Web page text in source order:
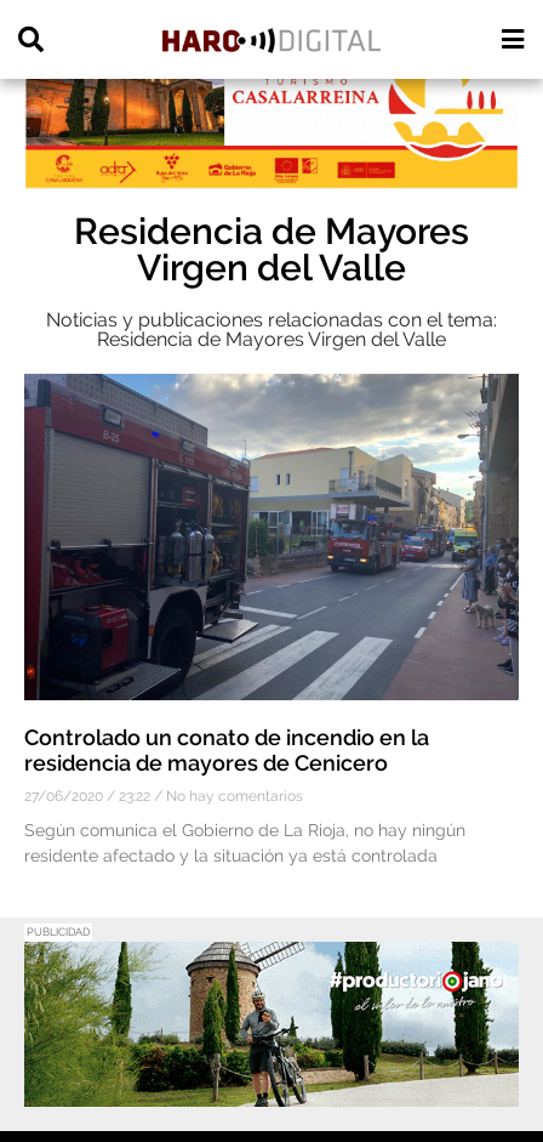
Residencia de Mayores
Virgen del Valle
Noticias y publicaciones relacionadas con el tema:
Residencia de Mayores Virgen del Valle
Controlado un conato de incendio en la
residencia de mayores de Cenicero
27/06/2020 23:22 No hay comentarios
Según comunica el Gobierno de La Rioja, no hay ningún
residente afectado y la situación ya está controlada
PUBLICIDAD